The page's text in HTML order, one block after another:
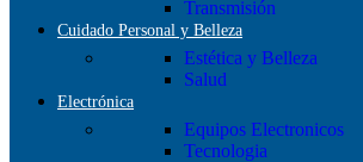
Transmisión
Cuidado Personal y Belleza
Estética y Belleza
Salud
Electrónica
Equipos Electronicos
Tecnologia